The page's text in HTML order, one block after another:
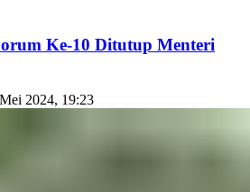
Ke-10 Ditutup Menteri
2024, 19:23